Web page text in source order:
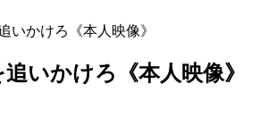
いかけろ《本人映像》
いかけろ《本人映像》